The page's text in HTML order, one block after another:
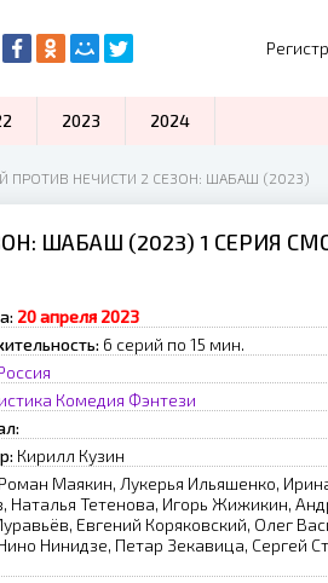
ПРОТИВ НЕЧИСТИ 2 СЕЗОН: ШАБАШ (2023)
ШАБАШ (2023) 1 СЕРИЯ
20 апреля 2023
6 серий по 15 мин.
Комедия Фэнтези
Кирилл Кузин
Роман Маякин, Лукерья Ильяшенко,
Наталья Тетенова, Игорь Жижикин,
Евгений Коряковский, Олег
Нинидзе, Петар Зекавица, Сергей
2023 2024